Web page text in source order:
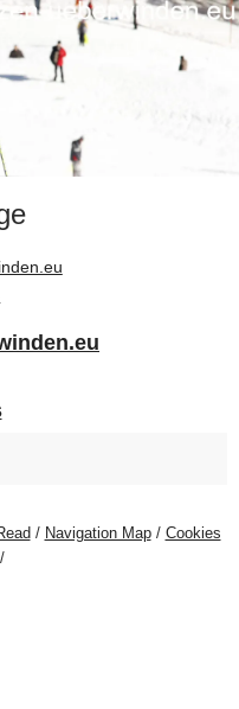
/ Navigation Map/ Cookies
/